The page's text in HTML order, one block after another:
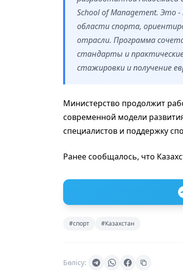
School of Management. Это
области спорта,
отрасли. Программа
стандарты и
стажировки и получение
Министерство продолжит
современной модели
специалистов и поддержку
Ранее сообщалось, что
#спорт #Казахстан
Бөлісу: